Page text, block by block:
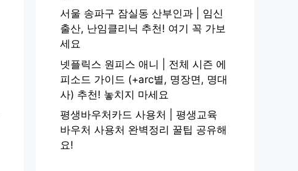
서울 송파구 잠실동 산부인과 | 임신
출산, 난임클리닉 추천! 여기 꼭 가보
세요
넷플릭스 원피스 애니 | 전체 시즌 에
피소드 가이드 (+arc별, 명장면, 명대
사) 추천! 놓치지 마세요
평생바우처카드 사용처 | 평생교육
바우처 사용처 완벽정리 꿀팁 공유해
요!